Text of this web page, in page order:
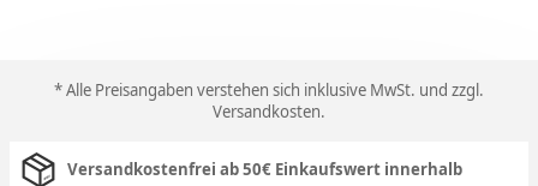
* Alle Preisangaben verstehen sich inklusive MwSt. und zzgl.
Versandkosten.
Versandkostenfrei ab 50€ Einkaufswert innerhalb